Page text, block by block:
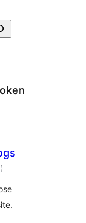
puntuacions
totals
)